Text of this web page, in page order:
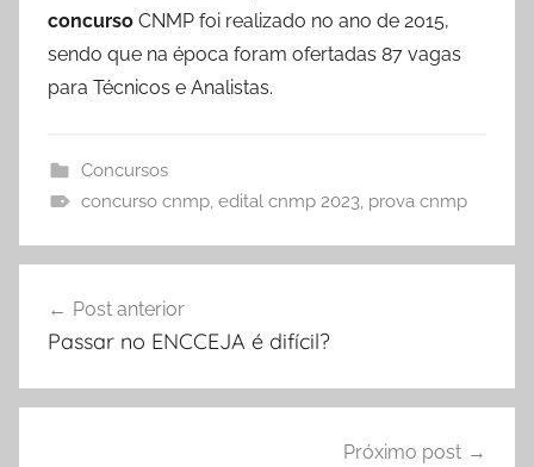
concurso CNMP foi realizado no ano de 2015,
sendo que na época foram ofertadas 87 vagas
para Técnicos e Analistas.
Concursos
concurso cnmp, edital cnmp 2023, prova cnmp
de
Post anterior
Passar no ENCCEJA é difícil?
Próximo post